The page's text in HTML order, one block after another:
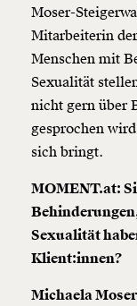
Moser-
Mitarbeiterin
Menschen mit
Sexualität
nicht gern über
gesprochen
sich bringt.
MOMENT.at:
Sexualität
Klient:innen?
Michaela